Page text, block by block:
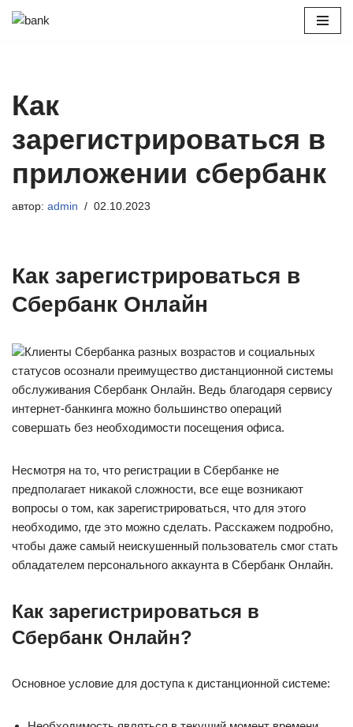
Как
зарегистрироваться в
приложении сбербанк
автор: admin 02.10.2023
Как зарегистрироваться в
Сбербанк Онлайн
Клиенты Сбербанка разных возрастов и социальных
статусов осознали преимущество дистанционной системы
обслуживания Сбербанк Онлайн. Ведь благодаря сервису
интернет-банкинга можно большинство операций
совершать без необходимости посещения офиса.
Несмотря на то, что регистрации в Сбербанке не
предполагает никакой сложности, все еще возникают
вопросы о том, как зарегистрироваться, что для этого
необходимо, где это можно сделать. Расскажем подробно,
чтобы даже самый неискушенный пользователь смог стать
обладателем персонального аккаунта в Сбербанк Онлайн.
Как зарегистрироваться в
Сбербанк Онлайн?
Основное условие для доступа к дистанционной системе: